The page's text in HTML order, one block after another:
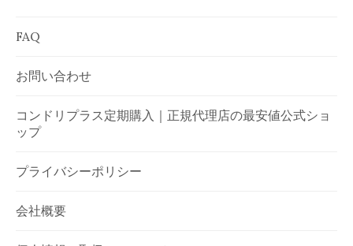
FAQ
お問い合わせ
コンドリプラス定期購入｜正規代理店の最安値公式ショ
ップ
プライバシーポリシー
会社概要